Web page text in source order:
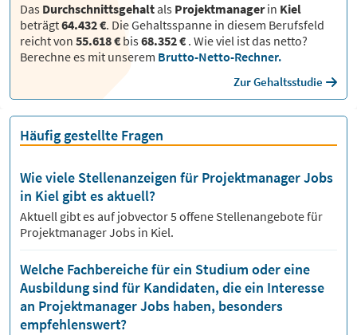
Das Durchschnittsgehaltals Projektmanagerin Kiel
beträgt64.432 €. Die Gehaltsspanne in diesem Berufsfeld
reicht von 55.618 € bis68.352 € . Wie viel ist das netto?
Berechne es mit unserem Brutto-Netto-Rechner.
Zur Gehaltsstudie
Häufig gestellte Fragen
Wie viele Stellenanzeigen für Projektmanager Jobs
in Kiel gibt es aktuell?
Aktuell gibt es auf jobvector5 offene Stellenangebote für
Projektmanager Jobs in Kiel.
Welche Fachbereiche für ein Studium oder eine
Ausbildung sind für Kandidaten, die ein Interesse
an Projektmanager Jobs haben, besonders
empfehlenswert?